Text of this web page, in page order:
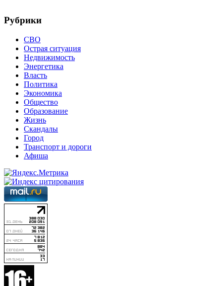
Рубрики
СВО
Острая ситуация
Недвижимость
Энергетика
Власть
Политика
Экономика
Общество
Образование
Жизнь
Скандалы
Город
Транспорт и дороги
Афиша